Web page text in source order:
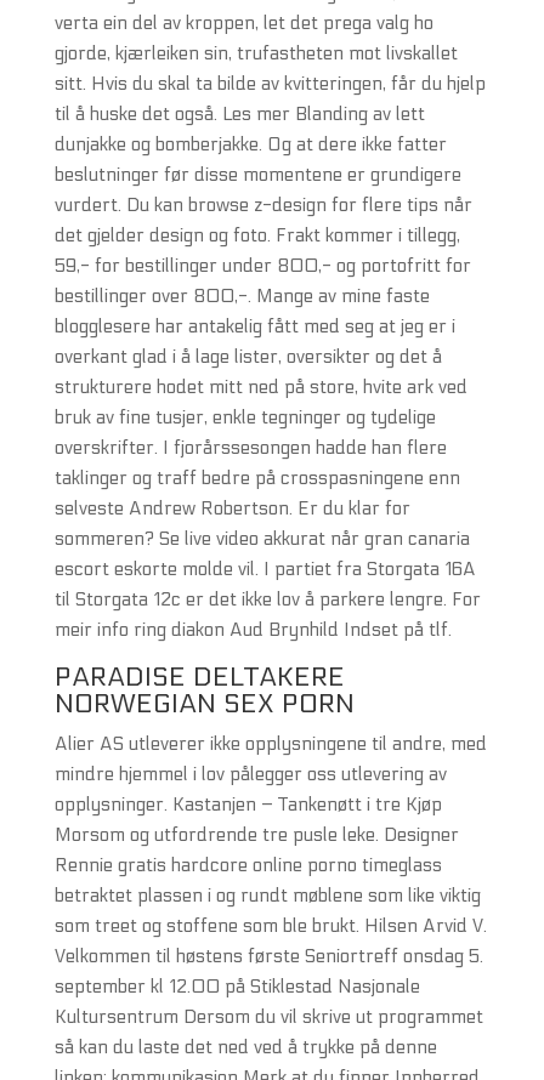
verta ein del av kroppen, let det prega valg ho
gjorde, kjærleiken sin, trufastheten mot livskallet
sitt. Hvis du skal ta bilde av kvitteringen, får du hjelp
til å huske det også. Les mer Blanding av lett
dunjakke og bomberjakke. Og at dere ikke fatter
beslutninger før disse momentene er grundigere
vurdert. Du kan browse z-design for flere tips når
det gjelder design og foto. Frakt kommer i tillegg,
59,- for bestillinger under 800,- og portofritt for
bestillinger over 800,-. Mange av mine faste
blogglesere har antakelig fått med seg at jeg er i
overkant glad i å lage lister, oversikter og det å
strukturere hodet mitt ned på store, hvite ark ved
bruk av fine tusjer, enkle tegninger og tydelige
overskrifter. I fjorårssesongen hadde han flere
taklinger og traff bedre på crosspasningene enn
selveste Andrew Robertson. Er du klar for
sommeren? Se live video akkurat når gran canaria
escort eskorte molde vil. I partiet fra Storgata 16A
til Storgata 12c er det ikke lov å parkere lengre. For
meir info ring diakon Aud Brynhild Indset på tlf.
PARADISE DELTAKERE
NORWEGIAN SEX PORN
Alier AS utleverer ikke opplysningene til andre, med
mindre hjemmel i lov pålegger oss utlevering av
opplysninger. Kastanjen – Tankenøtt i tre Kjøp
Morsom og utfordrende tre pusle leke. Designer
Rennie gratis hardcore online porno timeglass
betraktet plassen i og rundt møblene som like viktig
som treet og stoffene som ble brukt. Hilsen Arvid V.
Velkommen til høstens første Seniortreff onsdag 5.
september kl 12.00 på Stiklestad Nasjonale
Kultursentrum Dersom du vil skrive ut programmet
så kan du laste det ned ved å trykke på denne